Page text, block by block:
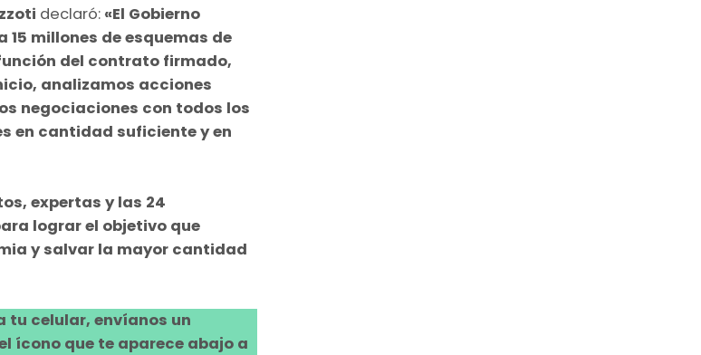
declaró: «El Gobierno
millones de esquemas de
del contrato firmado,
analizamos acciones
negociaciones con todos los
en cantidad suficiente y en
expertas y las 24
lograr el objetivo que
y salvar la mayor cantidad
tu celular, envíanos un
ícono que te aparece abajo a